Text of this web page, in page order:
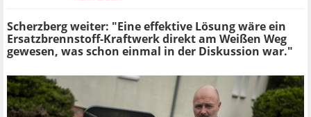
Scherzberg weiter: "Eine effektive Lösung wäre ein
Ersatzbrennstoff-Kraftwerk direkt am Weißen Weg
gewesen, was schon einmal in der Diskussion war."